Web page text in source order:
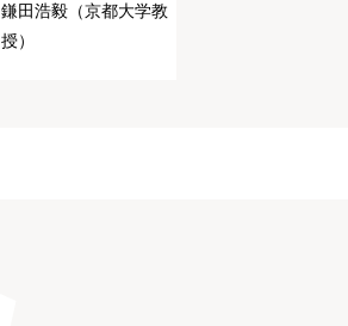
鎌田浩毅（京都大学教
授）